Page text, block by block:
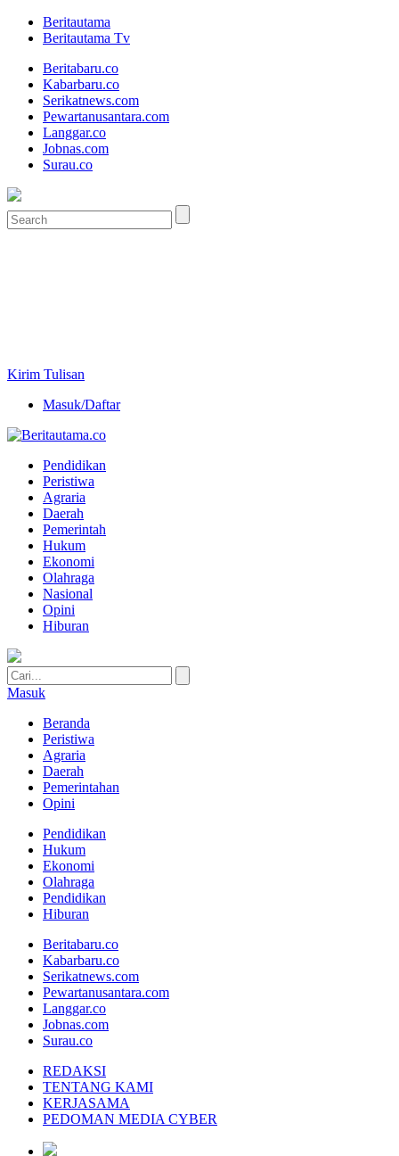
Beritautama
Beritautama Tv
Beritabaru.co
Kabarbaru.co
Serikatnews.com
Pewartanusantara.com
Langgar.co
Jobnas.com
Surau.co
Kirim Tulisan
Masuk/Daftar
Pendidikan
Peristiwa
Agraria
Daerah
Pemerintah
Hukum
Ekonomi
Olahraga
Nasional
Opini
Hiburan
Masuk
Beranda
Peristiwa
Agraria
Daerah
Pemerintahan
Opini
Pendidikan
Hukum
Ekonomi
Olahraga
Pendidikan
Hiburan
Beritabaru.co
Kabarbaru.co
Serikatnews.com
Pewartanusantara.com
Langgar.co
Jobnas.com
Surau.co
REDAKSI
TENTANG KAMI
KERJASAMA
PEDOMAN MEDIA CYBER